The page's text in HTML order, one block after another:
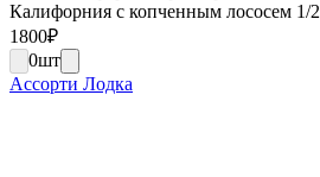
Калифорния с копченным лососем 1/2
1800₽
0шт
Ассорти Лодка